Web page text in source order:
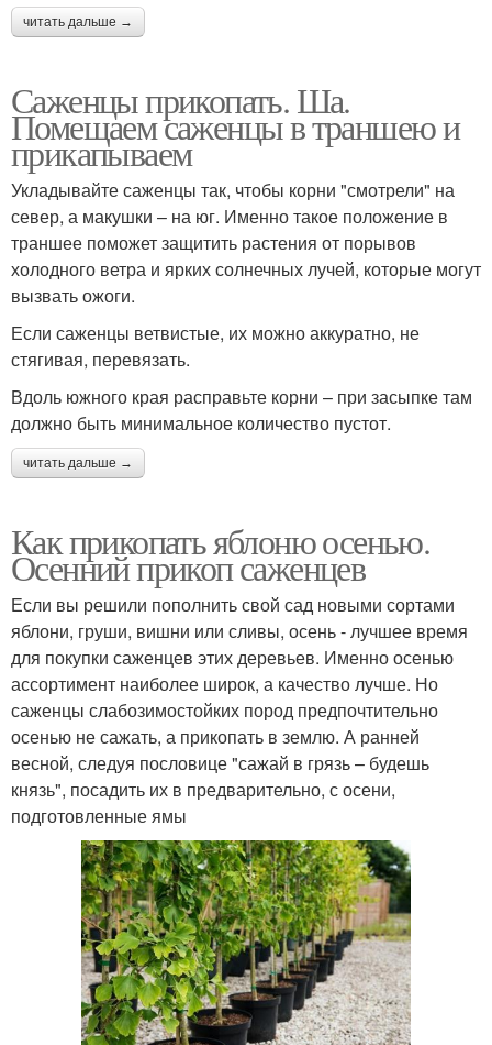
читать дальше →
Саженцы прикопать. Ша.
Помещаем саженцы в траншею и
прикапываем
Укладывайте саженцы так, чтобы корни "смотрели" на
север, а макушки – на юг. Именно такое положение в
траншее поможет защитить растения от порывов
холодного ветра и ярких солнечных лучей, которые могут
вызвать ожоги.
Если саженцы ветвистые, их можно аккуратно, не
стягивая, перевязать.
Вдоль южного края расправьте корни – при засыпке там
должно быть минимальное количество пустот.
читать дальше →
Как прикопать яблоню осенью.
Осенний прикоп саженцев
Если вы решили пополнить свой сад новыми сортами
яблони, груши, вишни или сливы, осень - лучшее время
для покупки саженцев этих деревьев. Именно осенью
ассортимент наиболее широк, а качество лучше. Но
саженцы слабозимостойких пород предпочтительно
осенью не сажать, а прикопать в землю. А ранней
весной, следуя пословице "сажай в грязь – будешь
князь", посадить их в предварительно, с осени,
подготовленные ямы